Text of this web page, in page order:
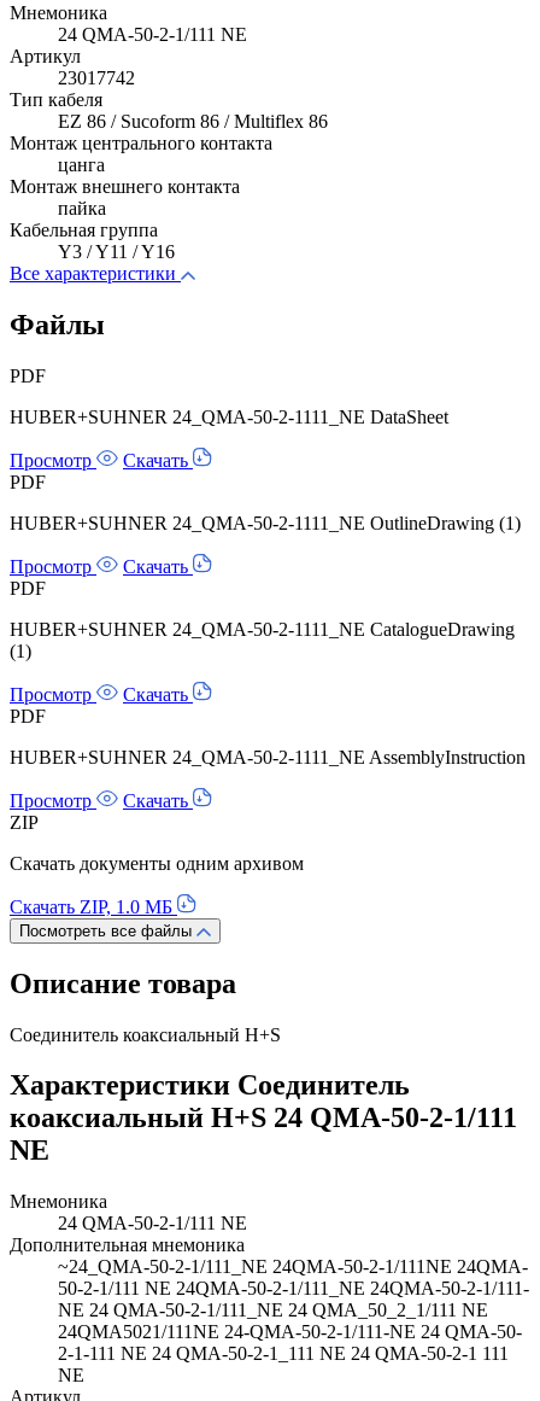
Мнемоника
24 QMA-50-2-1/111 NE
Артикул
23017742
Тип кабеля
EZ 86 / Sucoform 86 / Multiflex 86
Монтаж центрального контакта
цанга
Монтаж внешнего контакта
пайка
Кабельная группа
Y3 / Y11 / Y16
Все характеристики
Файлы
PDF
HUBER+SUHNER 24_QMA-50-2-1111_NE DataSheet
Просмотр
Скачать
PDF
HUBER+SUHNER 24_QMA-50-2-1111_NE OutlineDrawing (1)
Просмотр
Скачать
PDF
HUBER+SUHNER 24_QMA-50-2-1111_NE CatalogueDrawing
(1)
Просмотр
Скачать
PDF
HUBER+SUHNER 24_QMA-50-2-1111_NE AssemblyInstruction
Просмотр
Скачать
ZIP
Скачать документы одним архивом
Скачать ZIP, 1.0 МБ
Посмотреть все файлы
Описание товара
Соединитель коаксиальный H+S
Характеристики Соединитель
коаксиальный H+S 24 QMA-50-2-1/111
NE
Мнемоника
24 QMA-50-2-1/111 NE
Дополнительная мнемоника
~24_QMA-50-2-1/111_NE 24QMA-50-2-1/111NE 24QMA-
50-2-1/111 NE 24QMA-50-2-1/111_NE 24QMA-50-2-1/111-
NE 24 QMA-50-2-1/111_NE 24 QMA_50_2_1/111 NE
24QMA5021/111NE 24-QMA-50-2-1/111-NE 24 QMA-50-
2-1-111 NE 24 QMA-50-2-1_111 NE 24 QMA-50-2-1 111
NE